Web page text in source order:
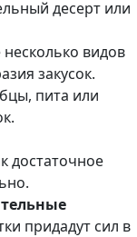
десерт или
видов
закусок.
пита или
достаточное
придадут сил в